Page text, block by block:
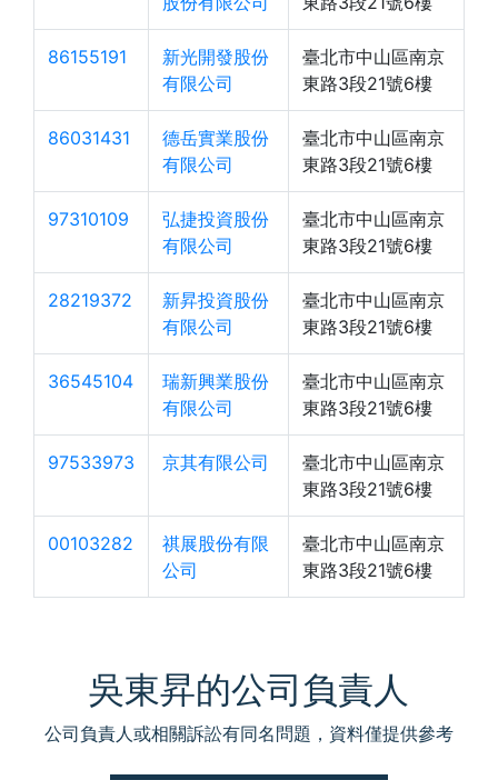
86155191
新光開發股份
有限公司
臺北市中山區南京
東路3段21號6樓
86031431
德岳實業股份
有限公司
臺北市中山區南京
東路3段21號6樓
97310109
弘捷投資股份
有限公司
臺北市中山區南京
東路3段21號6樓
28219372
新昇投資股份
有限公司
臺北市中山區南京
東路3段21號6樓
36545104
瑞新興業股份
有限公司
臺北市中山區南京
東路3段21號6樓
97533973 京其有限公司
臺北市中山區南京
東路3段21號6樓
00103282
祺展股份有限
公司
臺北市中山區南京
東路3段21號6樓
吳東昇的公司負責人
公司負責人或相關訴訟有同名問題，資料僅提供參考